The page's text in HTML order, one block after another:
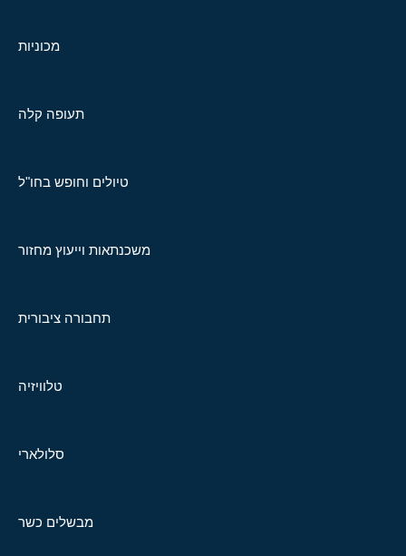
מכוניות
תעופה קלה
טיולים וחופש בחו"ל
משכנתאות וייעוץ מחזור
תחבורה ציבורית
טלוויזיה
סלולארי
מבשלים כשר